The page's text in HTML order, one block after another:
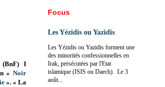
I
« Noir
». «La
Focus
Les Yézidis ou Yazidis
Les Yézidis ou Yazidis forment une
des minorités confessionnelles en
Irak, persécutées par l'Etat
islamique (ISIS ou Daech). Le 3
août...